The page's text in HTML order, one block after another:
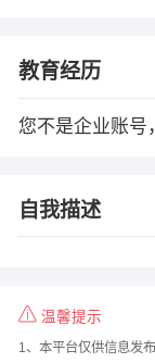
教育经历
您不是企业账号
自我描述
温馨提示
1、本平台仅供信息发